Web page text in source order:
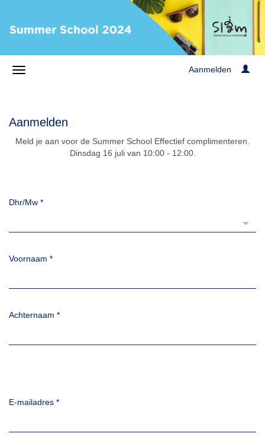
Aanmelden
Aanmelden
Meld je aan voor de Summer School Effectief complimenteren.
Dinsdag 16 juli van 10:00 - 12:00.
Dhr/Mw *
Voornaam *
Achternaam *
E-mailadres *